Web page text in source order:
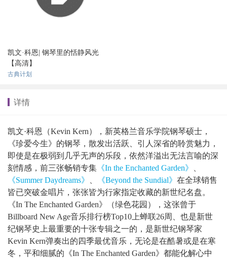
凯文·科恩| 钢琴里的恬静风光
【高清】
古典计划
详情
凯文·科恩（Kevin Kern），新英格兰音乐学院钢琴硕士，
《珍爱今生》的钢琴，散发出活跃、引人深省的聆赏魅力，
即使是在极弱到几乎无声的乐段，依然洋溢出无法言喻的深
刻情感，前三张畅销专集 《In the Enchanted Garden》
《Summer Daydreams》
《Beyond the Sundial》 在全球销售
皆已突破金唱片，张张皆为行家指定收藏的新世纪名盘。
《In The Enchanted Garden》（绿色花园），这张曾于
Billboard New Age音乐排行榜Top10上蝉联26周、也是新世
纪钢琴史上最重要的十张专辑之一的，是新世纪钢琴家
Kevin Kern弹奏出的四季最优音乐，无论是在酷暑或是在寒
冬，平和细腻的《In The Enchanted Garden》都能化解心中